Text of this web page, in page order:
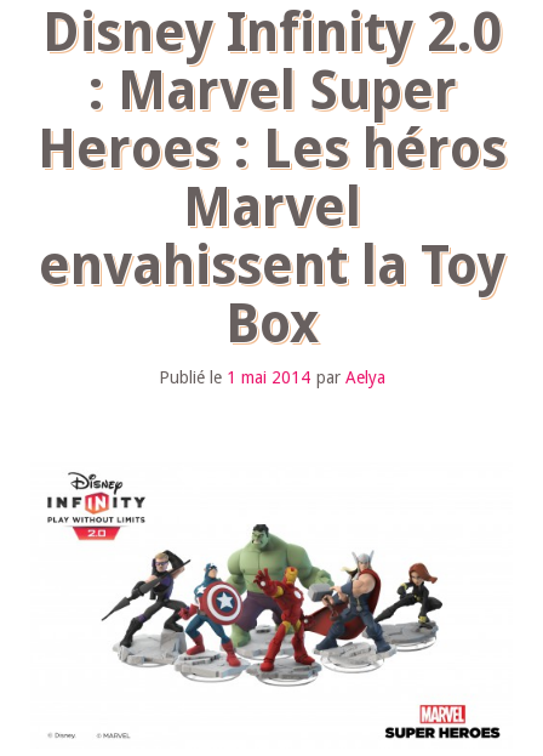
Disney Infinity 2.0
: Marvel Super
Heroes : Les héros
Marvel
envahissent la Toy
Box
Publié le 1 mai 2014 par Aelya